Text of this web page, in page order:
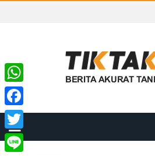
WhatsApp
Facebook
Twitter